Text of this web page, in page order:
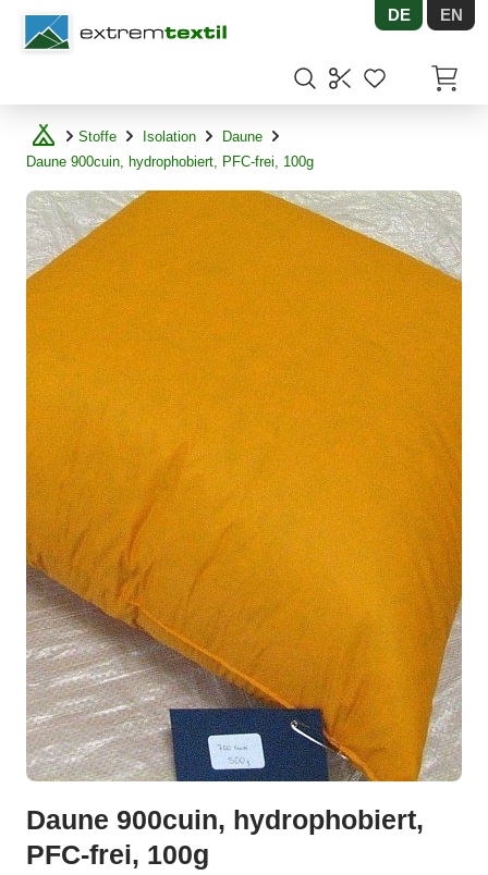
Shopware DE EN
Stoffe Isolation
Daune
Daune 900cuin, hydrophobiert, PFC-frei, 100g
Daune 900cuin, hydrophobiert,
PFC-frei, 100g